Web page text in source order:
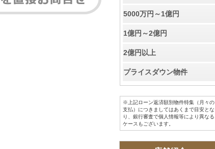
5000万円～1億円
1億円～2億円
2億円以上
プライスダウン物件
※上記ローン返済額別物件特集（月々の
支払）につきましてはあくまで目安とな
り、銀行審査で個人情報等により異なる
ケースもございます。